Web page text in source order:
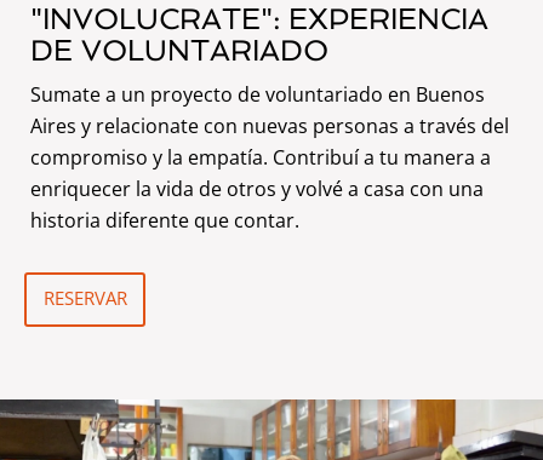
"INVOLUCRATE": EXPERIENCIA
DE VOLUNTARIADO
Sumate a un proyecto de voluntariado en Buenos
Aires y relacionate con nuevas personas a través del
compromiso y la empatía. Contribuí a tu manera a
enriquecer la vida de otros y volvé a casa con una
historia diferente que contar.
RESERVAR